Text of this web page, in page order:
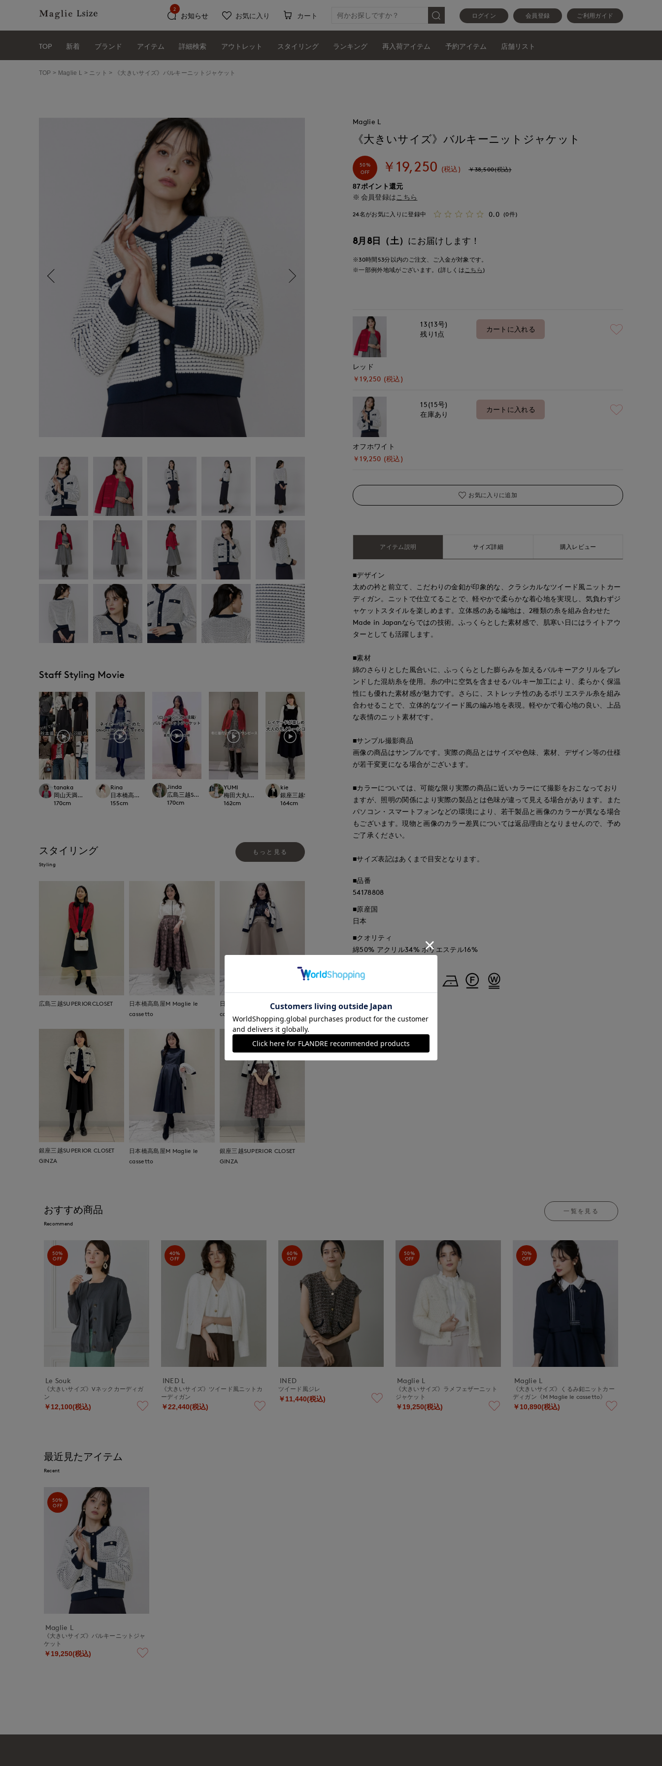
ログイン 会員登録 ご利用ガイド
お知らせ
2
お気に入り カート
TOP 新着 ブランド アイテム 詳細検索 アウトレット スタイリング ランキング 再入荷アイテム 予約アイテム 店舗リスト
TOP Maglie L ニット 《大きいサイズ》バルキーニットジャケット
Staff Styling Movie
tanaka
岡山天満屋SUPERIORCLOSET
170cm
Rina
日本橋高島屋M Maglie le cassetto
155cm
Jinda
広島三越SUPERIORCLOSET
170cm
YUMI
梅田大丸INED
162cm
kie
銀座三越SUPERIOR CLOSET GINZA
164cm
ゆうき
那覇メインプレイスI.T.'S.international
cm
Maeda
広島三越SUPERIORCLOSET
157cm
mizuki
札幌丸井今井SUPERIOR CLOSET
157cm
kaori
那覇メインプレイスI.T.'S.international
157 cm
yama
160cm
スタイリング
Styling
もっと見る
広島三越SUPERIORCLOSET
日本橋高島屋M Maglie le
cassetto
日本橋高島屋M Maglie le
cassetto
銀座三越SUPERIOR CLOSET
GINZA
日本橋高島屋M Maglie le
cassetto
銀座三越SUPERIOR CLOSET
GINZA
Maglie L
《大きいサイズ》バルキーニットジャケット
50%
OFF
￥19,250 (税込) ￥38,500(税込)
87ポイント還元
会員登録は こちら
24名がお気に入りに登録中 0.0 (0件)
8月8日（土） にお届けします！
※30時間 53分以内のご注文、ご入金が対象です。
※一部例外地域がございます。(詳しくはこちら )
レッド
￥19,250 (税込)
13(13号)
残り1点
カートに入れる
オフホワイト
￥19,250 (税込)
15(15号)
在庫あり
カートに入れる
お気に入りに追加
アイテム説明 サイズ詳細 購入レビュー
■デザイン
太めの衿と前立て、こだわりの金釦が印象的な、クラシカルなツイード風ニットカー
ディガン。ニットで仕立てることで、軽やかで柔らかな着心地を実現し、気負わずジ
ャケットスタイルを楽しめます。立体感のある編地は、2種類の糸を組み合わせた
Made in Japanならではの技術。ふっくらとした素材感で、肌寒い日にはライトアウ
ターとしても活躍します。
■素材
綿のさらりとした風合いに、ふっくらとした膨らみを加えるバルキーアクリルをブレ
ンドした混紡糸を使用。糸の中に空気を含ませるバルキー加工により、柔らかく保温
性にも優れた素材感が魅力です。さらに、ストレッチ性のあるポリエステル糸を組み
合わせることで、立体的なツイード風の編み地を表現。軽やかで着心地の良い、上品
な表情のニット素材です。
■サンプル撮影商品
画像の商品はサンプルです。実際の商品とはサイズや色味、素材、デザイン等の仕様
が若干変更になる場合がございます。
■カラーについては、可能な限り実際の商品に近いカラーにて撮影をおこなっており
ますが、照明の関係により実際の製品とは色味が違って見える場合があります。また
パソコン・スマートフォンなどの環境により、若干製品と画像のカラーが異なる場合
もございます。現物と画像のカラー差異については返品理由となりませんので、予め
ご了承ください。
■サイズ表記はあくまで目安となります。
■品番
54178808
■原産国
日本
■クオリティ
綿50% アクリル34% ポリエステル16%
おすすめ商品
Recommend
一覧を見る
50%
OFF
Le Souk
《大きいサイズ》Vネックカーディガ
ン
￥12,100(税込)
40%
OFF
INED L
《大きいサイズ》ツイード風ニットカ
ーディガン
￥22,440(税込)
60%
OFF
INED
ツイード風ジレ
￥11,440(税込)
50%
OFF
Maglie L
《大きいサイズ》ラメフェザーニット
ジャケット
￥19,250(税込)
70%
OFF
Maglie L
《大きいサイズ》くるみ釦ニットカー
ディガン《M Maglie le cassetto》
￥10,890(税込)
最近見たアイテム
Recent
50%
OFF
Maglie L
《大きいサイズ》バルキーニットジャ
ケット
￥19,250(税込)